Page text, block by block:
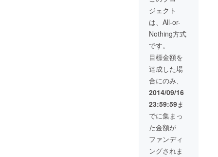
します。
をお送りいたし
ます。 ・フォト
マグネット5枚
セットをお送り
いたします。 ・
「hobo
collection」オリ
ジナル缶バッジ2
個セットをお送
りいたします。
・フォトファブ
リックボード
）をお送りいた
します。
ジェクト
は、All-or-
Nothing方式
です。
目標金額を
達成した場
合にのみ、
2014/09/16
23:59:59ま
でに集まっ
た金額が
ファンディ
ングされま